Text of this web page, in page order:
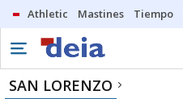
Athletic Mastines Tiempo
SAN LORENZO